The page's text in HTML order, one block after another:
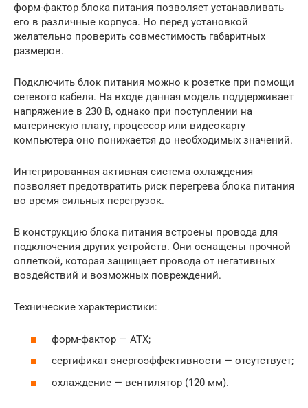
форм-фактор блока питания позволяет устанавливать
его в различные корпуса. Но перед установкой
желательно проверить совместимость габаритных
размеров.
Подключить блок питания можно к розетке при помощи
сетевого кабеля. На входе данная модель поддерживает
напряжение в 230 В, однако при поступлении на
материнскую плату, процессор или видеокарту
компьютера оно понижается до необходимых значений.
Интегрированная активная система охлаждения
позволяет предотвратить риск перегрева блока питания
во время сильных перегрузок.
В конструкцию блока питания встроены провода для
подключения других устройств. Они оснащены прочной
оплеткой, которая защищает провода от негативных
воздействий и возможных повреждений.
Технические характеристики:
форм-фактор — АТХ;
сертификат энергоэффективности — отсутствует;
охлаждение — вентилятор (120 мм).